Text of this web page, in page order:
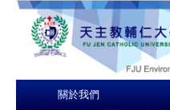
關於我們